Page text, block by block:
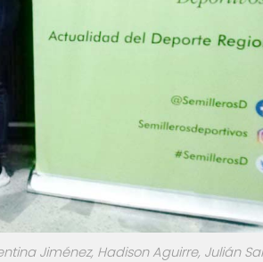
Jiménez, Hadison Aguirre, Julián